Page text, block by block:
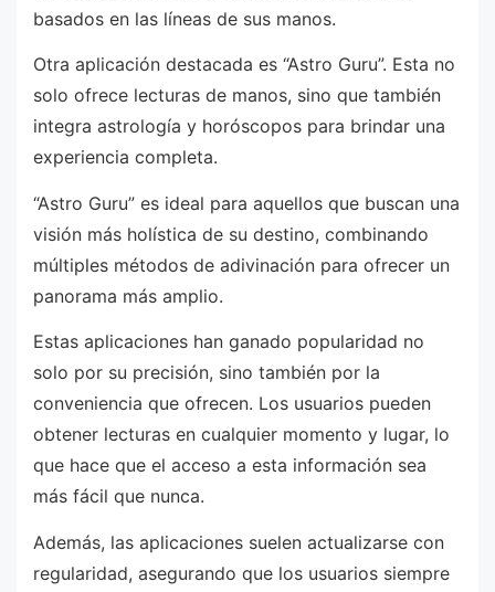
basados en las líneas de sus manos.
Otra aplicación destacada es “Astro Guru”. Esta no
solo ofrece lecturas de manos, sino que también
integra astrología y horóscopos para brindar una
experiencia completa.
“Astro Guru” es ideal para aquellos que buscan una
visión más holística de su destino, combinando
múltiples métodos de adivinación para ofrecer un
panorama más amplio.
Estas aplicaciones han ganado popularidad no
solo por su precisión, sino también por la
conveniencia que ofrecen. Los usuarios pueden
obtener lecturas en cualquier momento y lugar, lo
que hace que el acceso a esta información sea
más fácil que nunca.
Además, las aplicaciones suelen actualizarse con
regularidad, asegurando que los usuarios siempre